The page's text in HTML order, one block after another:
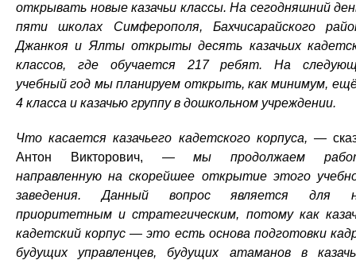
открывать новые казачьи классы. На сегодняшний
пяти школах Симферополя, Бахчисарайского
Джанкоя и Ялты открыты десять казачьих
классов, где обучается 217 ребят. На
учебный год мы планируем открыть, как минимум,
4 класса и казачью группу в дошкольном учреждении.
Что касается казачьего кадетского корпуса, —
Антон Викторович, — мы продолжаем
направленную на скорейшее открытие этого
заведения. Данный вопрос является для
приоритетным и стратегическим, потому как
кадетский корпус — это есть основа подготовки
будущих управленцев, будущих атаманов в